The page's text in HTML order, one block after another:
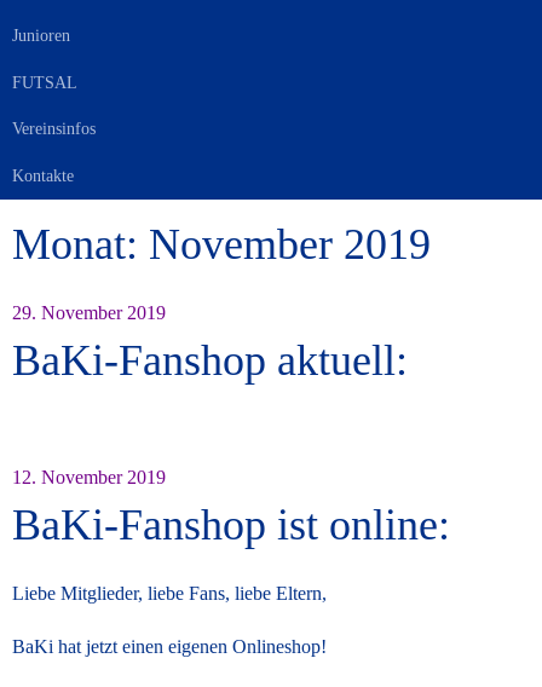
Junioren
FUTSAL
Vereinsinfos
Kontakte
Monat: November 2019
29. November 2019
BaKi-Fanshop aktuell:
12. November 2019
BaKi-Fanshop ist online:
Liebe Mitglieder, liebe Fans, liebe Eltern,
BaKi hat jetzt einen eigenen Onlineshop!